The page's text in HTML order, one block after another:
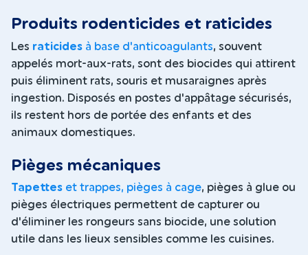
Produits rodenticides et raticides
Les raticides à base d'anticoagulants, souvent
appelés mort-aux-rats, sont des biocides qui attirent
puis éliminent rats, souris et musaraignes après
ingestion. Disposés en postes d'appâtage sécurisés,
ils restent hors de portée des enfants et des
animaux domestiques.
Pièges mécaniques
Tapettes et trappes, pièges à cage, pièges à glue ou
pièges électriques permettent de capturer ou
d'éliminer les rongeurs sans biocide, une solution
utile dans les lieux sensibles comme les cuisines.